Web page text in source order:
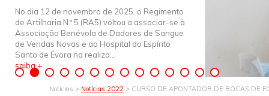
No dia 12 de novembro de 2025, o Regimento
de Artilharia N.º 5 (RA5) voltou a associar-se à
Associação Benévola de Dadores de Sangue
de Vendas Novas e ao Hospital do Espírito
Santo de Évora na realiza...
saiba +
Notícias > Notícias 2022 > CURSO DE APONTADOR DE BOCAS DE